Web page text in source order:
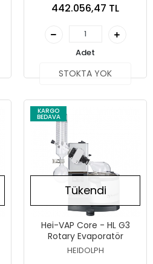
442.056,47 TL
Adet
STOKTA YOK
KARGO
BEDAVA
Tükendi
Hei-VAP Core - HL G3
Rotary Evaporatör
HEIDOLPH